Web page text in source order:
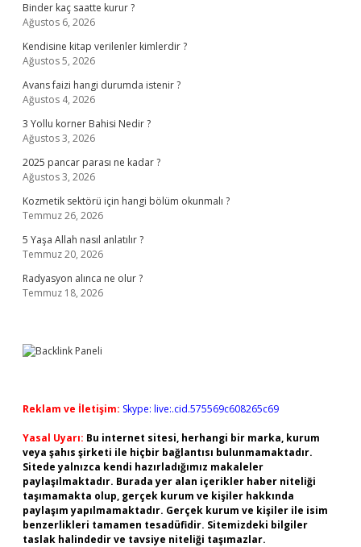
Binder kaç saatte kurur ?
Ağustos 6, 2026
Kendisine kitap verilenler kimlerdir ?
Ağustos 5, 2026
Avans faizi hangi durumda istenir ?
Ağustos 4, 2026
3 Yollu korner Bahisi Nedir ?
Ağustos 3, 2026
2025 pancar parası ne kadar ?
Ağustos 3, 2026
Kozmetik sektörü için hangi bölüm okunmalı ?
Temmuz 26, 2026
5 Yaşa Allah nasıl anlatılır ?
Temmuz 20, 2026
Radyasyon alınca ne olur ?
Temmuz 18, 2026
Reklam ve İletişim: Skype: live:.cid.575569c608265c69
Yasal Uyarı: Bu internet sitesi, herhangi bir marka, kurum
veya şahıs şirketi ile hiçbir bağlantısı bulunmamaktadır.
Sitede yalnızca kendi hazırladığımız makaleler
paylaşılmaktadır. Burada yer alan içerikler haber niteliği
taşımamakta olup, gerçek kurum ve kişiler hakkında
paylaşım yapılmamaktadır. Gerçek kurum ve kişiler ile isim
benzerlikleri tamamen tesadüfidir. Sitemizdeki bilgiler
taslak halindedir ve tavsiye niteliği taşımazlar.